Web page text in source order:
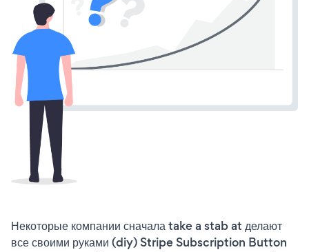
Некоторые компании сначала take a stab at делают
все своими руками (diy) Stripe Subscription Button